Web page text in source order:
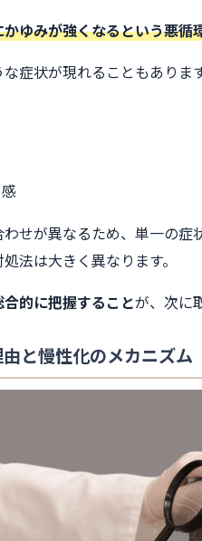
ゆみが強くなるという悪循
症状が現れることもあります
せが異なるため、単一の
法は大きく異なります。
的に把握することが、次に
と慢性化のメカニズム